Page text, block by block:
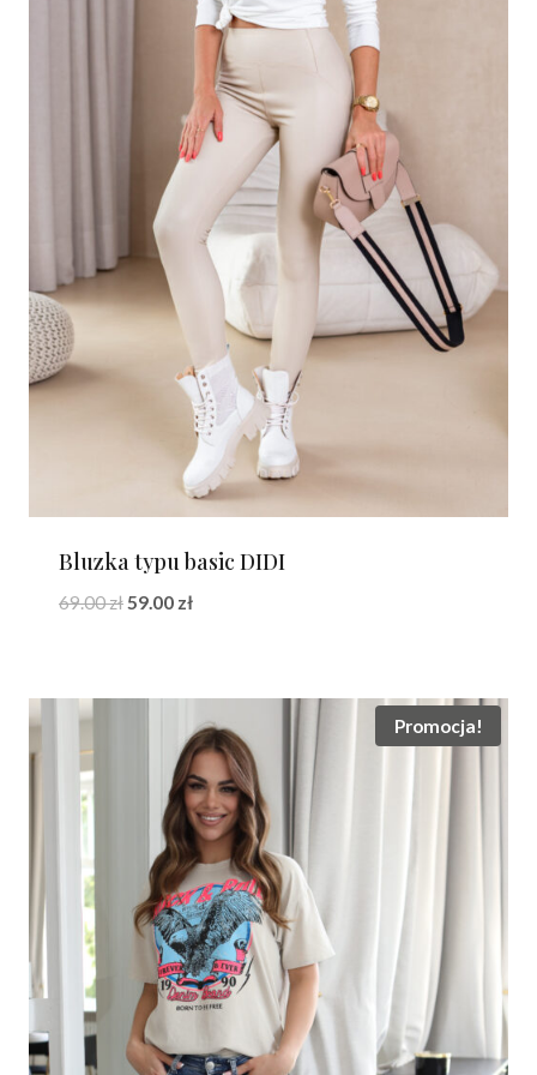
Bluzka typu basic DIDI
69.00zł Pierwotna
59.00 złAktualna
Promocja!